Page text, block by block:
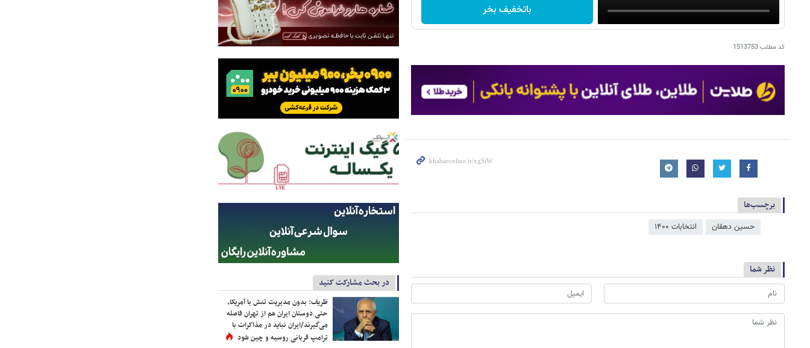
باتخفیف بخر
کد مطلب1513753
برچسب‌ها
حسین دهقان انتخابات ۱۴۰۰
نظر شما
در بحث مشارکت کنید
ظریف: بدون مدیریت تنش با آمریکا،
حتی دوستان ایران هم از تهران فاصله
می‌گیرند/ایران نباید در مذاکرات با
ترامپ قربانی روسیه و چین شود